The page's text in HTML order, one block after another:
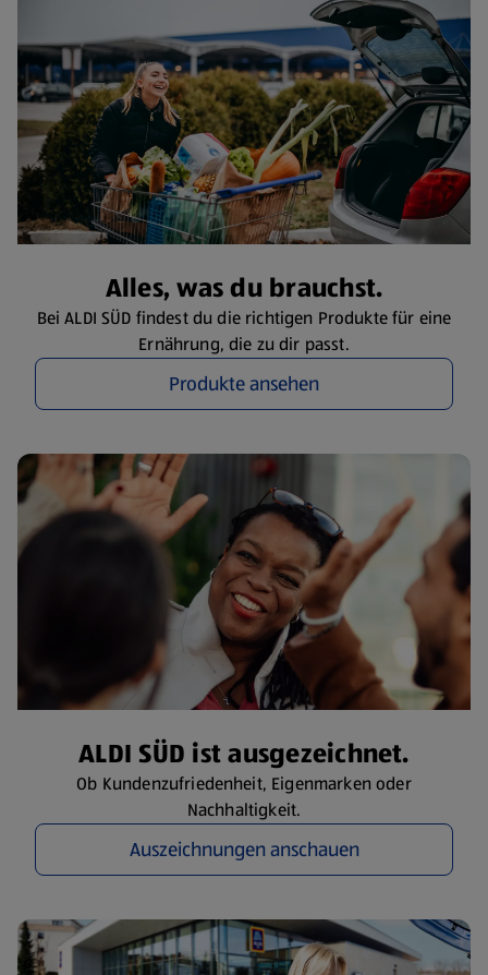
Alles, was du brauchst.
Bei ALDI SÜD findest du die richtigen Produkte für eine
Ernährung, die zu dir passt.
Produkte ansehen
ALDI SÜD ist ausgezeichnet.
Ob Kundenzufriedenheit, Eigenmarken oder
Nachhaltigkeit.
Auszeichnungen anschauen